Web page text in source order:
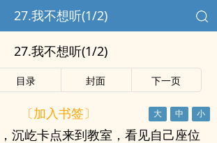
27.我不想听(1/2)
27.我不想听(1/2)
目录 封面 下一页
〔加入书签〕
沉屹卡点来到教室，看见自己座位